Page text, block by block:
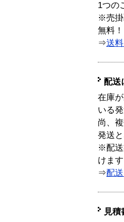
1つの
※売掛
無料！
⇒送
配送
在庫
いる
尚、
発送と
※配送
けます
⇒配
見